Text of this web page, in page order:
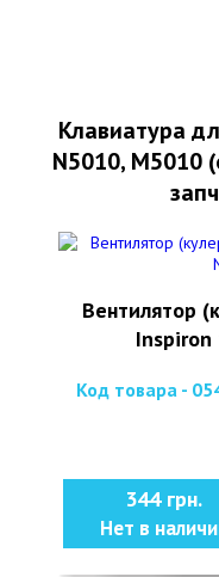
Клавиатура
N5010, M5010
Вентилятор
Inspiron
Код товара -
344 грн.
Нет в